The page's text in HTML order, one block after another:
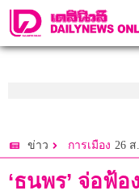
ข่าว การเมือง 26 ส
‘ธนพร’ จ่อฟ้